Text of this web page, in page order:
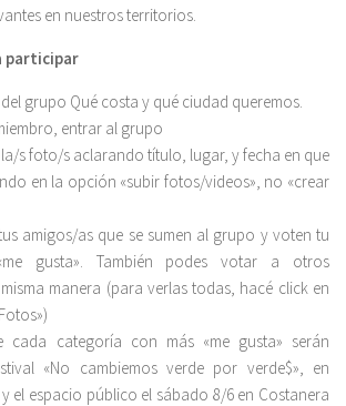
en nuestros territorios.
participar
grupo Qué costa y qué ciudad queremos.
entrar al grupo
s foto/s aclarando título, lugar, y fecha en que
en la opción «subir fotos/videos», no «crear
amigos/as que se sumen al grupo y voten tu
gusta». También podes votar a otros
manera (para verlas todas, hacé click en
cada categoría con más «me gusta» serán
«No cambiemos verde por verde$», en
el espacio público el sábado 8/6 en Costanera